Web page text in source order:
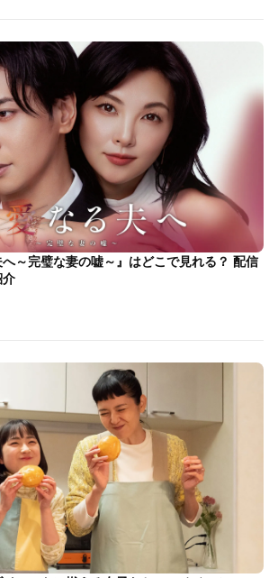
へ～完璧な妻の嘘～』はどこで見れる？ 配信